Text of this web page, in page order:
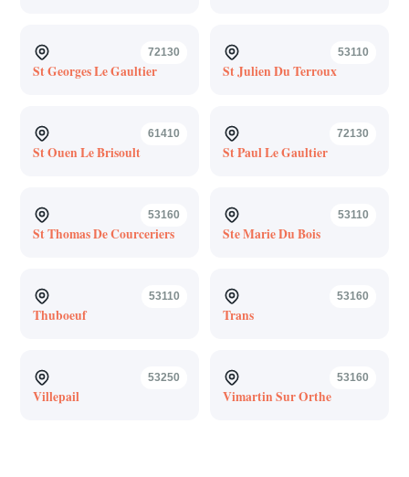
72130
St Georges Le Gaultier
53110
St Julien Du Terroux
61410
St Ouen Le Brisoult
72130
St Paul Le Gaultier
53160
St Thomas De Courceriers
53110
Ste Marie Du Bois
53110
Thuboeuf
53160
Trans
53250
Villepail
53160
Vimartin Sur Orthe